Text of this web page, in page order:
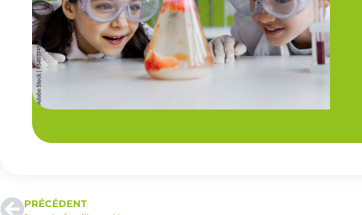
PRÉCÉDENT